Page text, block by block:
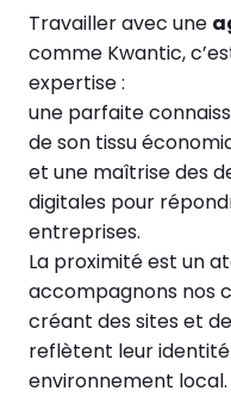
Travailler avec une
comme Kwantic,
expertise :
une parfaite
de son tissu
et une maîtrise des
digitales pour
entreprises.
La proximité est un
accompagnons nos
créant des sites et
reflètent leur
environnement local.